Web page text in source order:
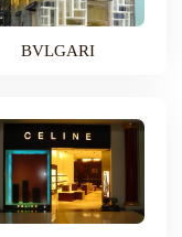
BVLGARI